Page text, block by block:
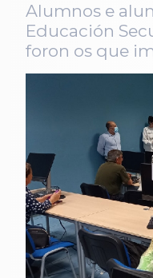
Alumnos e
Educación
foron os que